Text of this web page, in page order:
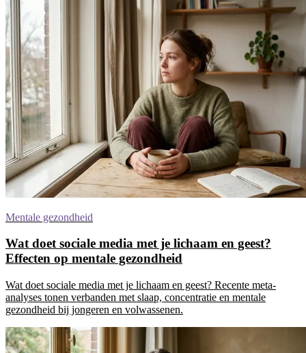
Mentale gezondheid
Wat doet sociale media met je lichaam en geest?
Effecten op mentale gezondheid
Wat doet sociale media met je lichaam en geest? Recente meta-
analyses tonen verbanden met slaap, concentratie en mentale
gezondheid bij jongeren en volwassenen.